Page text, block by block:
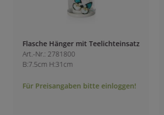
Flasche Hänger mit Teelichteinsatz
Art.-Nr.: 2781800
B:7.5cm H:31cm
Für Preisangaben bitte einloggen!